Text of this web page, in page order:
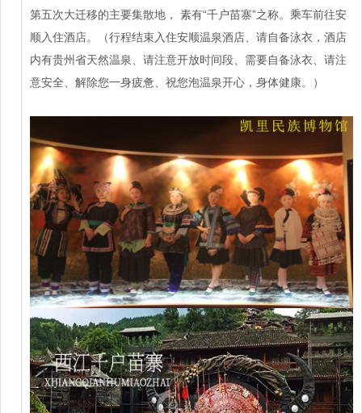
第五次大迁移的主要集散地， 素有“千户苗寨”之称。乘车前往安
顺入住酒店。（行程结束入住安顺温泉酒店、请自备泳衣，酒店
内有贵州省天然温泉、请注意开放时间段、需要自备泳衣、请注
意安全、解除您一身疲惫、祝您泡温泉开心，身体健康。）